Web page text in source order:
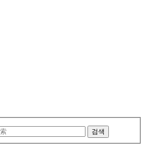
검색